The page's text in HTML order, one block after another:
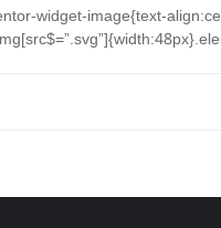
widget-image{text-